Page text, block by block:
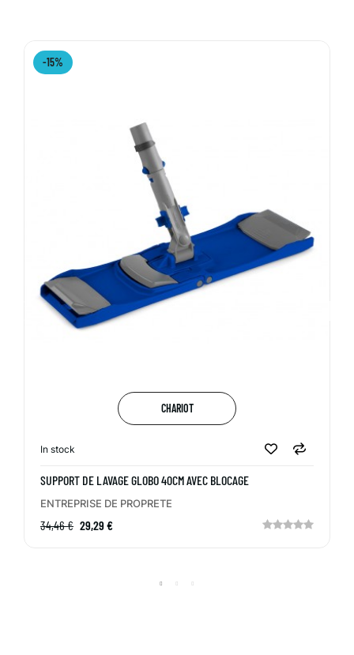
-15%
CHARIOT
In stock
SUPPORT DE LAVAGE GLOBO 40CM AVEC BLOCAGE
ENTREPRISE DE PROPRETE
34,46 € 29,29 €